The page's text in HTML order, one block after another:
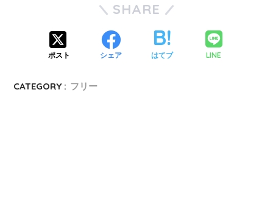
SHARE
ポスト シェア はてブ LINE
CATEGORY : フリー